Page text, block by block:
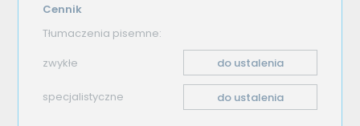
Cennik
Tłumaczenia pisemne:
zwykłe
do ustalenia
specjalistyczne do ustalenia